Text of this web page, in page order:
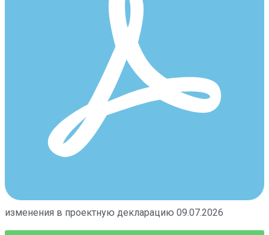
изменения в проектную декларацию 09.07.2026